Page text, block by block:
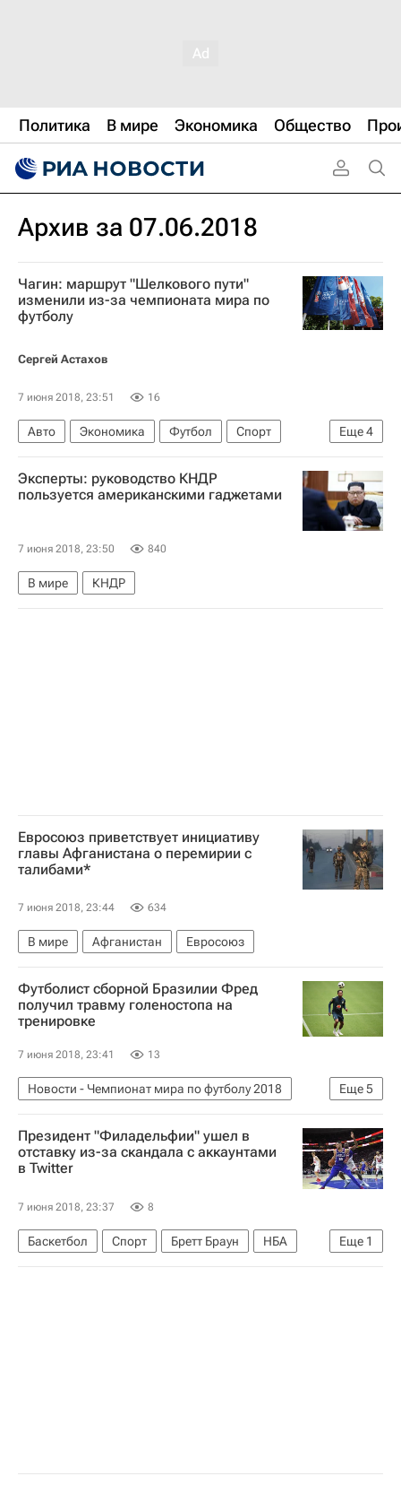
Политика В мире Экономика Общество
Архив за 07.06.2018
Чагин: маршрут "Шелкового пути"
изменили из-за чемпионата мира по
футболу
Сергей Астахов
7 июня 2018, 23:51 16
Еще4
Авто Экономика Футбол
Спорт
Владимир Чагин
Ралли-рейд "Шелковый путь"-2018
Шёлковый путь
Эксперты: руководство КНДР
пользуется американскими гаджетами
7 июня 2018, 23:50 840
В мире КНДР
Евросоюз приветствует инициативу
главы Афганистана о перемирии с
талибами*
7 июня 2018, 23:44 634
В мире Афганистан Евросоюз
Футболист сборной Бразилии Фред
получил травму голеностопа на
тренировке
7 июня 2018, 23:41 13
Еще5
Новости - Чемпионат мира по футболу 2018
Футбол
Спорт
Чемпионат мира по футболу 2018
Бразилия
Фред (1993)
Президент "Филадельфии" ушел в
отставку из-за скандала с аккаунтами
в Twitter
7 июня 2018, 23:37 8
Еще 1
Баскетбол Спорт Бретт Браун
НБА
Филадельфия Севенти Сиксерс